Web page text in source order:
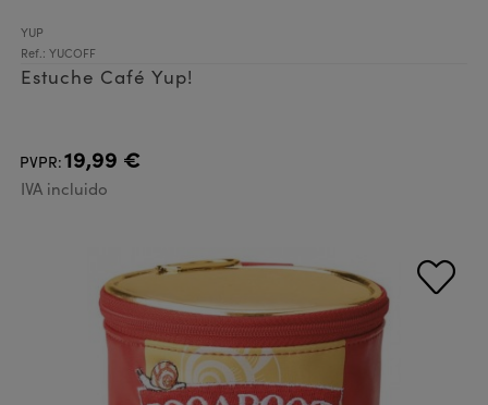
YUP
Ref.: YUCOFF
Estuche Café Yup!
PVPR:19,99 €
IVA incluido